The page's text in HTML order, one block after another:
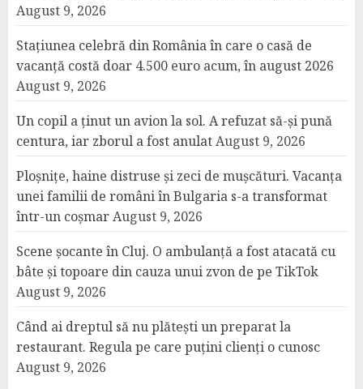
August 9, 2026
Stațiunea celebră din România în care o casă de
vacanță costă doar 4.500 euro acum, în august 2026
August 9, 2026
Un copil a ținut un avion la sol. A refuzat să-și pună
centura, iar zborul a fost anulatAugust 9, 2026
Ploșnițe, haine distruse și zeci de mușcături. Vacanța
unei familii de români în Bulgaria s-a transformat
într-un coșmarAugust 9, 2026
Scene șocante în Cluj. O ambulanță a fost atacată cu
bâte și topoare din cauza unui zvon de pe TikTok
August 9, 2026
Când ai dreptul să nu plătești un preparat la
restaurant. Regula pe care puțini clienți o cunosc
August 9, 2026